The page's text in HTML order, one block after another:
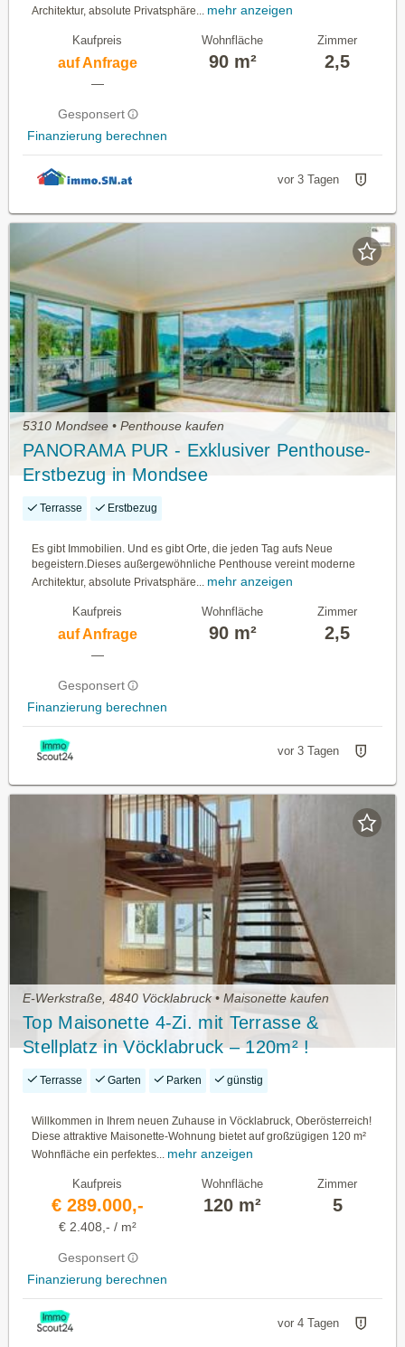
Architektur, absolute Privatsphäre...
mehr anzeigen
Kaufpreis
auf Anfrage
—
Gesponsert
Finanzierung berechnen
Wohnfläche
90 m²
Zimmer
2,5
vor 3 Tagen
5310 Mondsee • Penthouse kaufen
PANORAMA PUR - Exklusiver Penthouse-
Erstbezug in Mondsee
Terrasse Erstbezug
Es gibt Immobilien. Und es gibt Orte, die jeden Tag aufs Neue
begeistern.Dieses außergewöhnliche Penthouse vereint moderne
Architektur, absolute Privatsphäre... mehr anzeigen
Kaufpreis
auf Anfrage
—
Gesponsert
Finanzierung berechnen
Wohnfläche
90 m²
Zimmer
2,5
vor 3 Tagen
E-Werkstraße, 4840 Vöcklabruck • Maisonette kaufen
Top Maisonette 4-Zi. mit Terrasse &
Stellplatz in Vöcklabruck – 120m² !
(Dürnau)
Terrasse Garten Parken günstig
Willkommen in Ihrem neuen Zuhause in Vöcklabruck, Oberösterreich!
Diese attraktive Maisonette-Wohnung bietet auf großzügigen 120 m²
Wohnfläche ein perfektes...
mehr anzeigen
Kaufpreis
€ 289.000,-
€ 2.408,- / m²
Gesponsert
Finanzierung berechnen
Wohnfläche
120 m²
Zimmer
5
vor 4 Tagen